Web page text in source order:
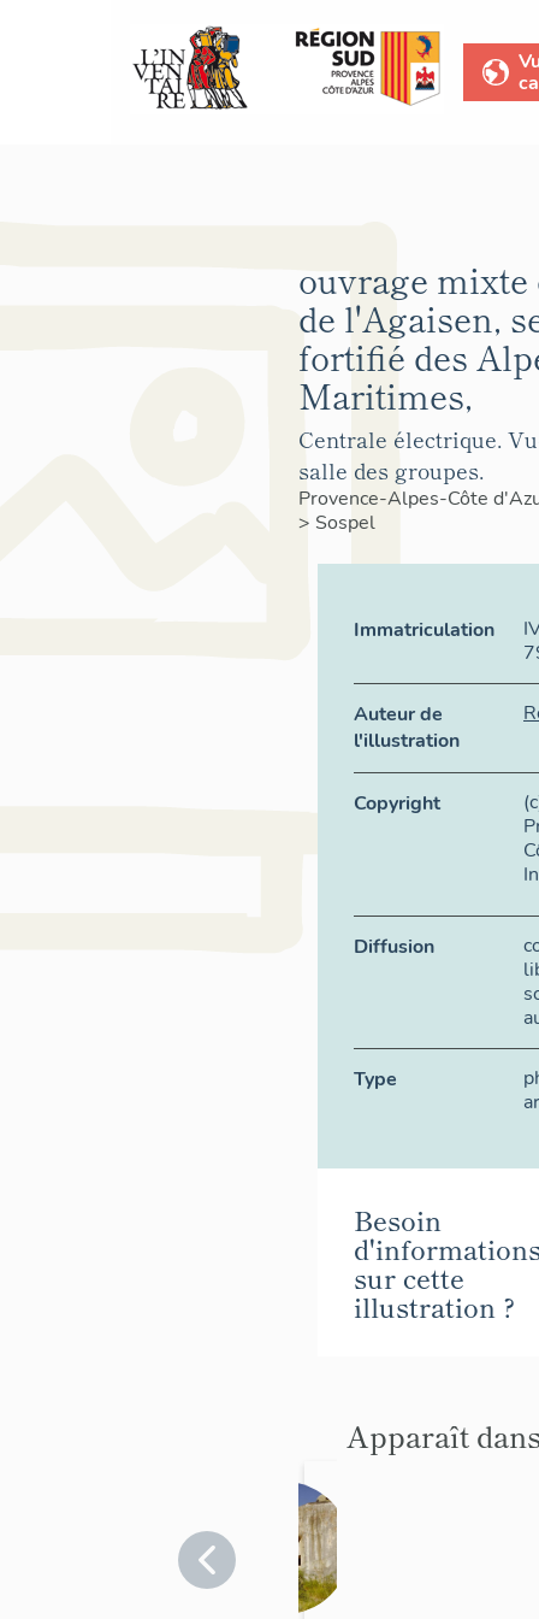
ouvrage
de l'Agaisen,
fortifié des
Maritimes,
Centrale électrique.
salle des groupes.
Provence-Alpes-Côte
> Sospel
Immatriculation
Auteur de
l'illustration
Copyright
Diffusion
Type
Besoin
sur cette
illustration ?
Apparaît